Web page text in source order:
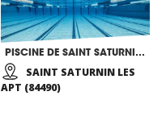
PISCINE DE SAINT SATURNIN LES APT
SAINT SATURNIN LES
APT (84490)